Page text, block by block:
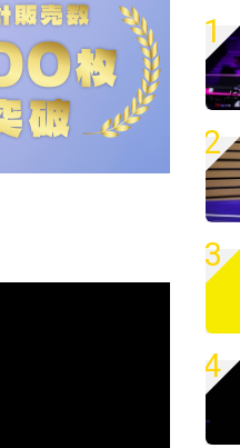
1
2
3
4